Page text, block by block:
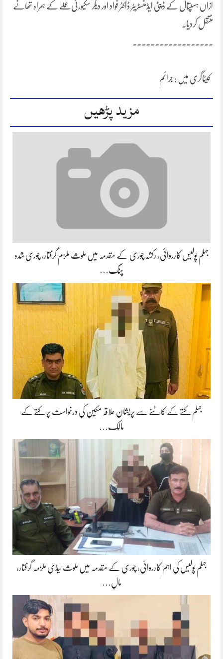
ازاں ہسپتال کے ڈپٹی ایڈمنسٹریٹر ڈاکٹر فواد اور دیگر سکیورٹی عملے کے ہمراہ تھانے
منتقل کردیا۔
کیٹاگری میں : جرائم
مزید پڑھیں
جہلم پولیس کارروائی، رکشہ چوری کے مقدمہ میں ملوث ملزم گرفتار، چوری شدہ
چنگ…
جہلم کتے کے کاٹنے سے پریشان علاقہ مکین کی درخواست پر کتے کے
مالک…
جہلم پولیس کی اہم کارروائی، چوری کے مقدمہ میں ملوث لیڈی ملزمہ گرفتار،
مالِ…